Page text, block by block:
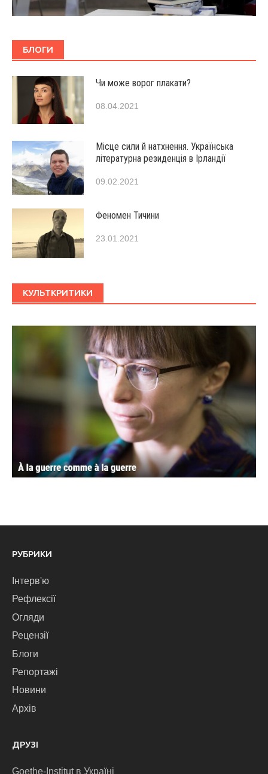
БЛОГИ
Чи може ворог плакати?
08.04.2021
Місце сили й натхнення. Українська
літературна резиденція в Ірландії
09.02.2021
Феномен Тичини
23.01.2021
КУЛЬТКРИТИКИ
РУБРИКИ
Інтерв'ю
Рефлексії
Огляди
Рецензії
Блоги
Репортажі
Новини
Архів
ДРУЗІ
Goethe-Institut в Україні